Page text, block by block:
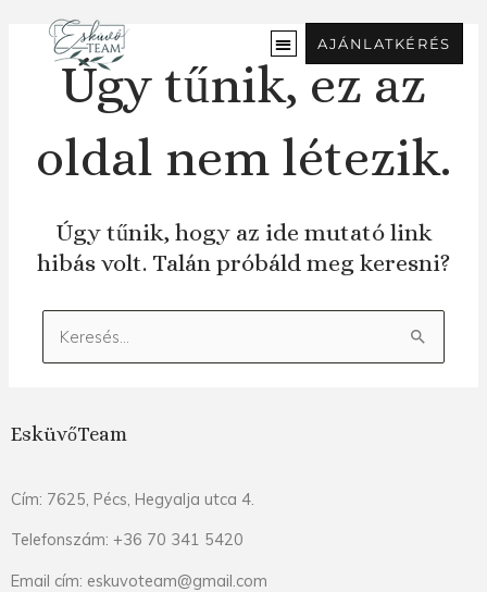
tartalomra
AJÁNLATKÉRÉS
Úgy tűnik, ez az
oldal nem létezik.
Úgy tűnik, hogy az ide mutató link
hibás volt. Talán próbáld meg keresni?
Keresés:
EsküvőTeam
Cím: 7625, Pécs, Hegyalja utca 4.
Telefonszám: +36 70 341 5420
Email cím: eskuvoteam@gmail.com